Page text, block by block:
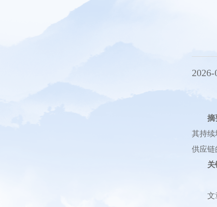
摘
其持续
供应链
关
文